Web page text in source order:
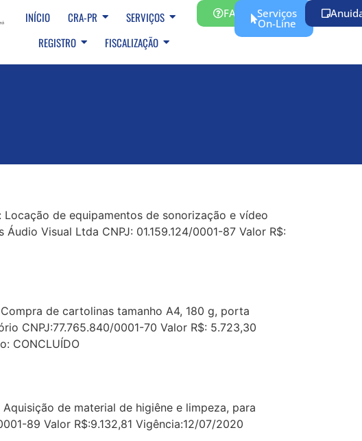
INÍCIO CRA-PR
SERVIÇOS
REGISTRO
FISCALIZAÇÃO
FAQ Serviços
On-Line
de equipamentos de sonorização e vídeo
Visual Ltda CNPJ: 01.159.124/0001-87 Valor R$:
de cartolinas tamanho A4, 180 g, porta
CNPJ:77.765.840/0001-70 Valor R$: 5.723,30
CONCLUÍDO
de material de higiêne e limpeza, para
89 Valor R$:9.132,81 Vigência:12/07/2020